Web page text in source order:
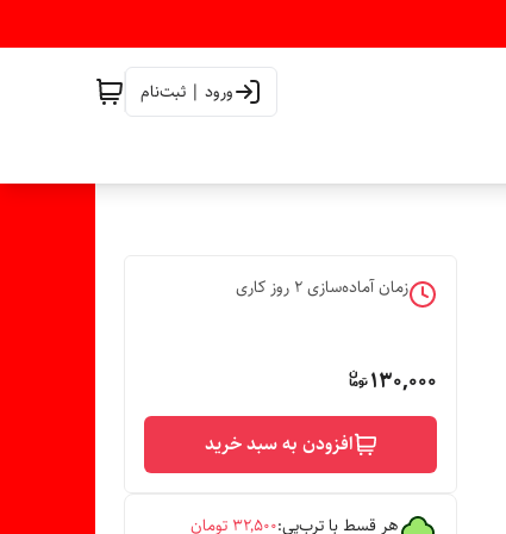
ورود | ثبت‌نام
زمان آماده‌سازی2 روز کاری
130,000
افزودن به سبد خرید
هر قسط با ترب‌پی:۳۲٬۵۰۰ تومان